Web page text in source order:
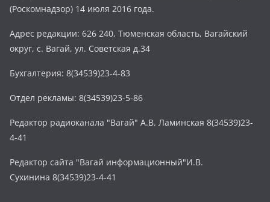
(Роскомнадзор) 14 июля 2016 года.
Адрес редакции: 626 240, Тюменская область, Вагайский
округ, с. Вагай, ул. Советская д.34
Бухгалтерия: 8(34539)23-4-83
Отдел рекламы: 8(34539)23-5-86
Редактор радиоканала "Вагай" А.В. Ламинская 8(34539)23-
4-41
Редактор сайта "Вагай информационный"И.В.
Сухинина 8(34539)23-4-41